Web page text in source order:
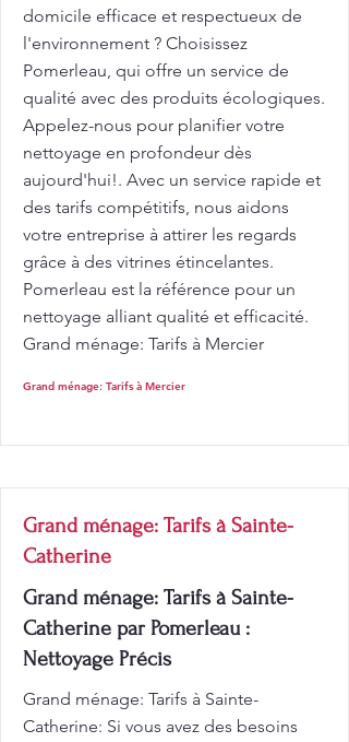
domicile efficace et respectueux de
l'environnement ? Choisissez
Pomerleau, qui offre un service de
qualité avec des produits écologiques.
Appelez-nous pour planifier votre
nettoyage en profondeur dès
aujourd'hui!. Avec un service rapide et
des tarifs compétitifs, nous aidons
votre entreprise à attirer les regards
grâce à des vitrines étincelantes.
Pomerleau est la référence pour un
nettoyage alliant qualité et efficacité.
Grand ménage: Tarifs à Mercier
Grand ménage: Tarifs à Mercier
Grand ménage: Tarifs à Sainte-
Catherine
Grand ménage: Tarifs à Sainte-
Catherine par Pomerleau :
Nettoyage Précis
Grand ménage: Tarifs à Sainte-
Catherine: Si vous avez des besoins